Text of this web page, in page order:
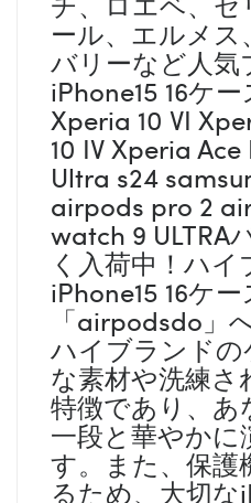
ール、エルメ
バリーなど人気
iPhone15 16ケ
Xperia 10 VI
10 IV Xperia
Ultra s24
airpods pro 2
watch 9 ULTRA
く入荷中！ハ
iPhone15 16ケ
「airpodsdo」
ハイブランド
な素材や洗練
特徴であり、あ
一段と華やかに
す。また、保護
るため、大切